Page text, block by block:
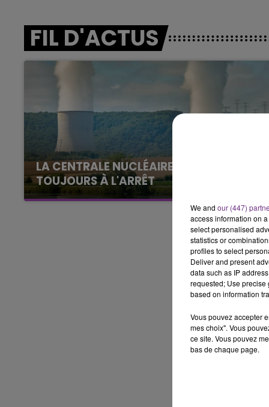
10h00 - 14h00
LE TICKET DE CAISSE
FIL D'ACTUS
LA CENTRALE NUCLÉAIRE DE CHOOZ
TOUJOURS À L'ARRÊT
Cela fait déjà une semaine que la centrale
nucléaire ardennaise est à l'arrêt. Une situation
justifiée par la sécheresse intense qui est
We and our (447)
access information on
select personalised
statistics or
profiles to select
Deliver and present
data such as IP
requested; Use precise
based on information
Vous pouvez accepter
mes choix". Vous
ce site. Vous pouvez
bas de chaque page.